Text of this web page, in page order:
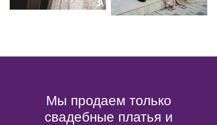
Мы продаем только
свадебные платья и